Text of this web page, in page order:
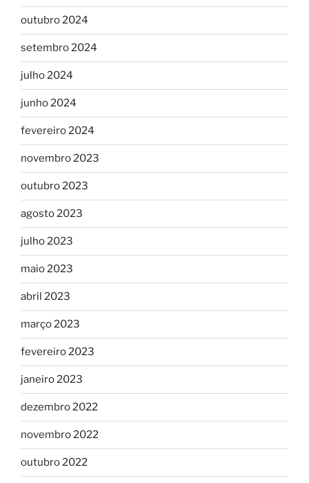
outubro 2024
setembro 2024
julho 2024
junho 2024
fevereiro 2024
novembro 2023
outubro 2023
agosto 2023
julho 2023
maio 2023
abril 2023
março 2023
fevereiro 2023
janeiro 2023
dezembro 2022
novembro 2022
outubro 2022